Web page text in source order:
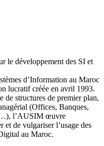
le développement des SI et
d’Information au Maroc
lucratif créée en avril 1993.
de structures de premier plan,
(Offices, Banques,
l’AUSIM œuvre
et de vulgariser l’usage des
au Maroc.